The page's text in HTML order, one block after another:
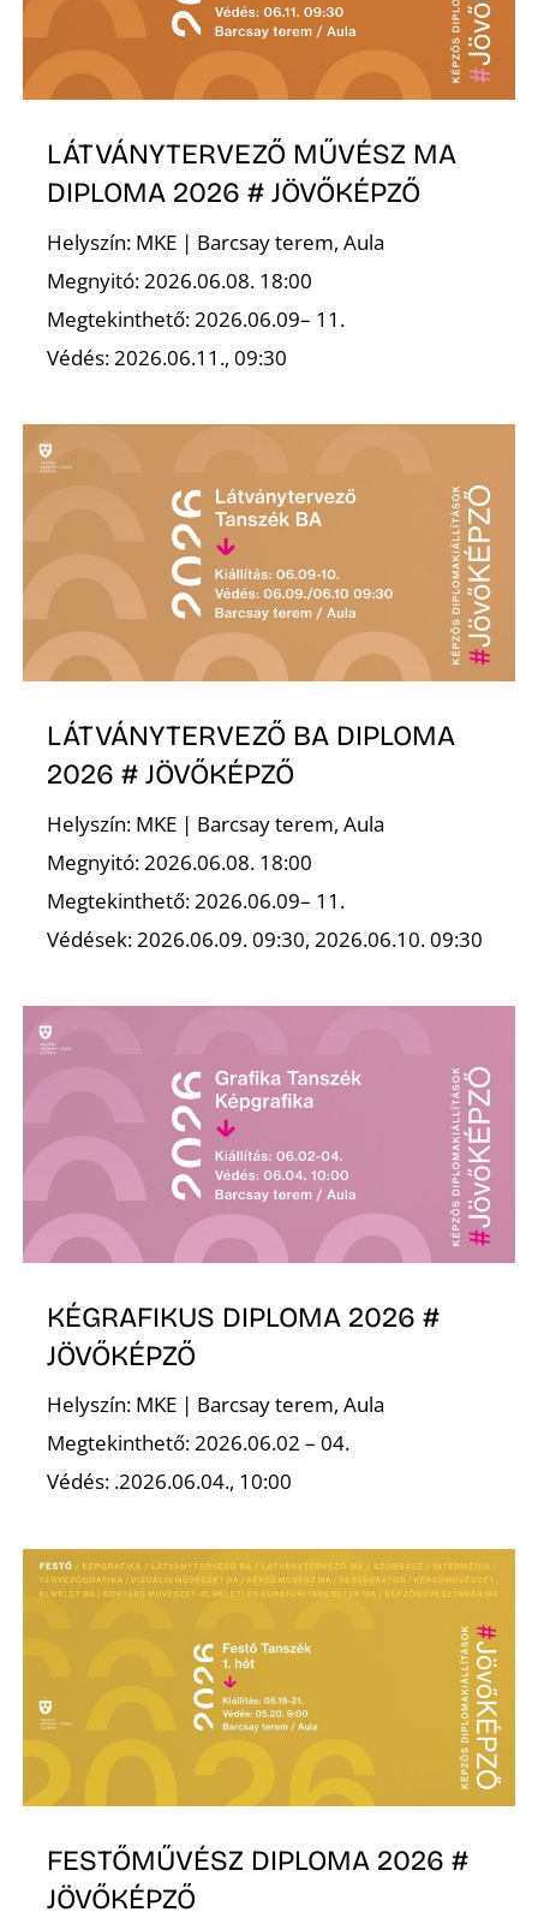
LÁTVÁNYTERVEZŐ MŰVÉSZ MA
DIPLOMA 2026 # JÖVŐKÉPZŐ
Helyszín: MKE | Barcsay terem, Aula
Megnyitó: 2026.06.08. 18:00
Megtekinthető: 2026.06.09– 11.
Védés: 2026.06.11., 09:30
LÁTVÁNYTERVEZŐ BA DIPLOMA
2026 # JÖVŐKÉPZŐ
Helyszín: MKE | Barcsay terem, Aula
Megnyitó: 2026.06.08. 18:00
Megtekinthető: 2026.06.09– 11.
Védések: 2026.06.09. 09:30, 2026.06.10. 09:30
KÉGRAFIKUS DIPLOMA 2026 #
JÖVŐKÉPZŐ
Helyszín: MKE | Barcsay terem, Aula
Megtekinthető: 2026.06.02 – 04.
Védés: .2026.06.04., 10:00
FESTŐMŰVÉSZ DIPLOMA 2026 #
JÖVŐKÉPZŐ